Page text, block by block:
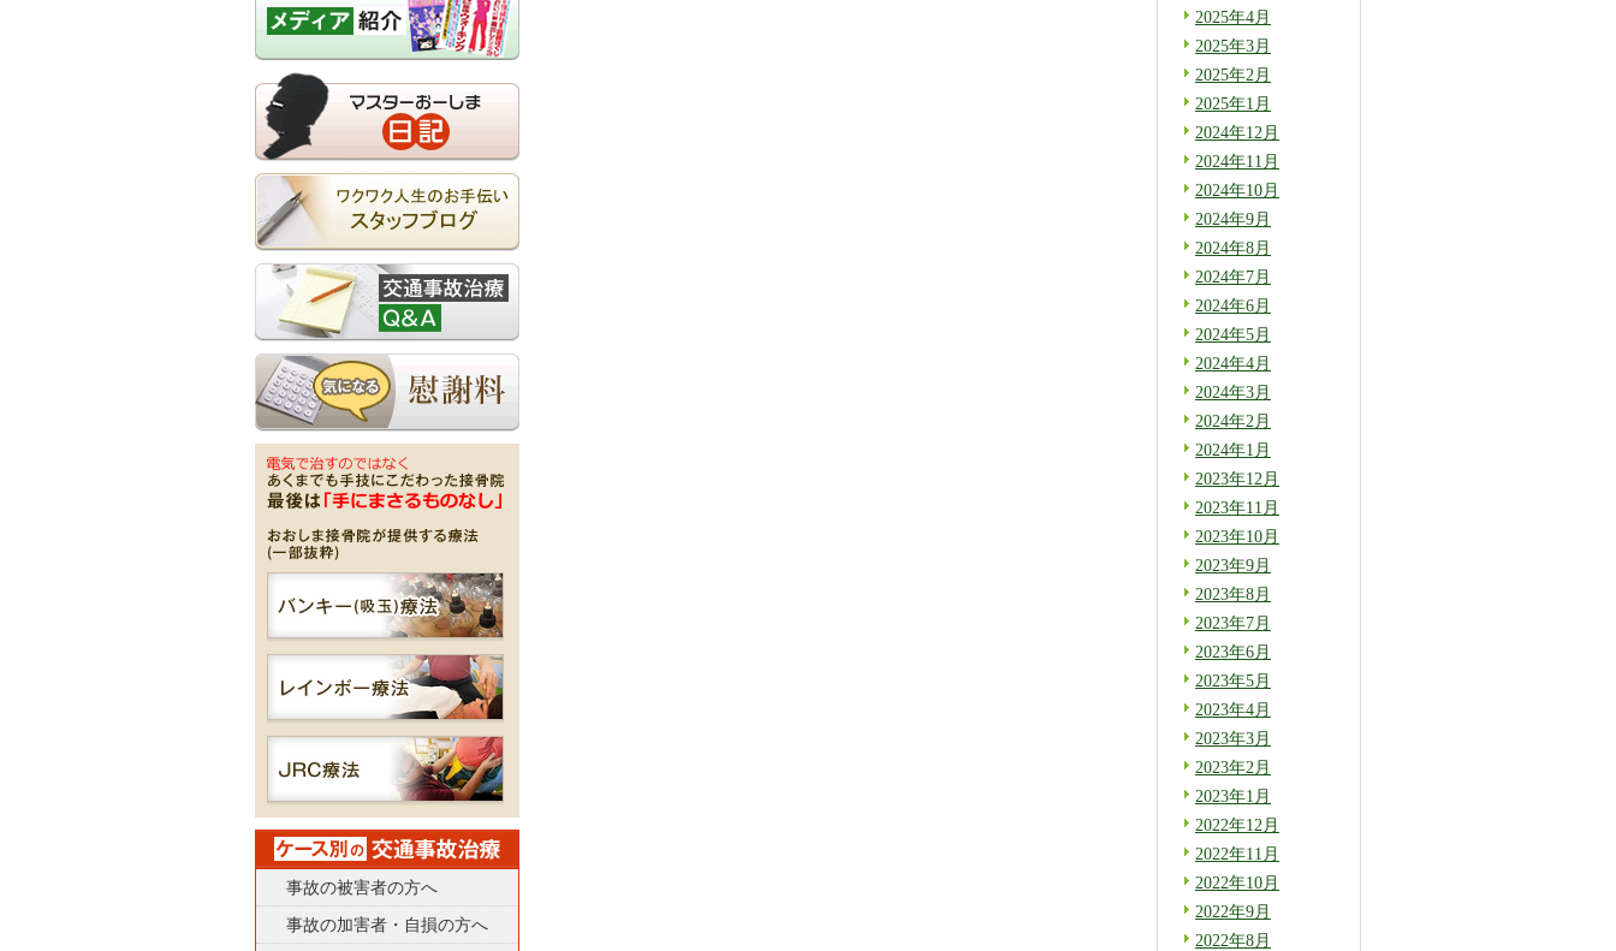
2025年4月
2025年3月
2025年2月
2025年1月
2024年12月
2024年11月
2024年10月
2024年9月
2024年8月
2024年7月
2024年6月
2024年5月
2024年4月
2024年3月
2024年2月
2024年1月
2023年12月
2023年11月
2023年10月
2023年9月
2023年8月
2023年7月
2023年6月
2023年5月
2023年4月
2023年3月
2023年2月
2023年1月
2022年12月
2022年11月
2022年10月
2022年9月
2022年8月
事故の被害者の方へ
事故の加害者・自損の方へ